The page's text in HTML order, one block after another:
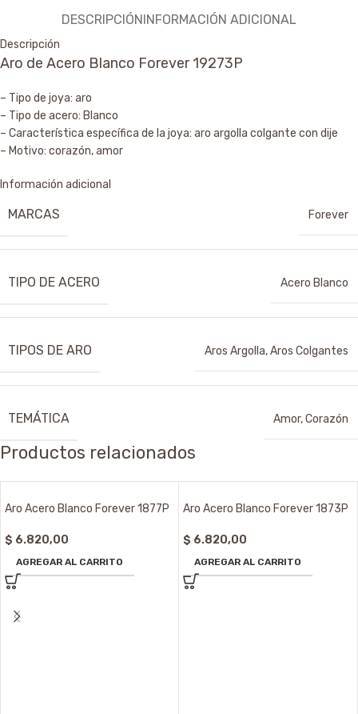
DESCRIPCIÓNINFORMACIÓN ADICIONAL
Descripción
Aro de Acero Blanco Forever 19273P
– Tipo de joya: aro
– Tipo de acero: Blanco
– Característica específica de la joya: aro argolla colgante con dije
– Motivo: corazón, amor
Información adicional
MARCAS Forever
TIPO DE ACERO Acero Blanco
TIPOS DE ARO Aros Argolla,Aros Colgantes
TEMÁTICA Amor,Corazón
Productos relacionados
Aro Acero Blanco Forever 1877P
$ 6.820,00
AGREGAR AL CARRITO
Aro Acero Blanco Forever 1873P
$ 6.820,00
AGREGAR AL CARRITO